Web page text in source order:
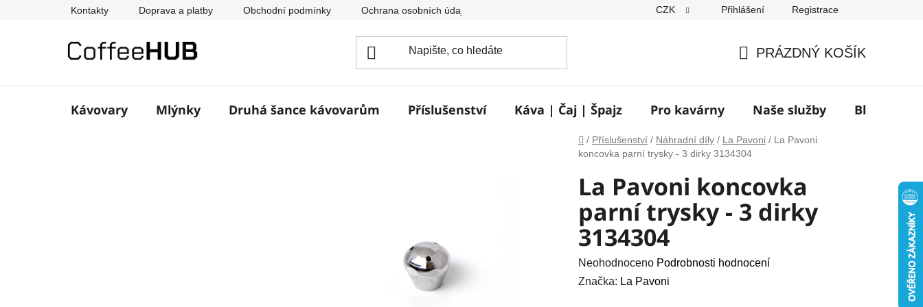
Kontakty Doprava a platby Obchodní podmínky Ochrana osobních údajů CZK Přihlášení Registrace
KOŠÍK
PRÁZDNÝ KOŠÍK
Kávovary Mlýnky Druhá šance kávovarům Příslušenství Káva | Čaj | Špajz Pro kavárny Naše služby Blog
Domů
/ Příslušenství / Náhradní díly / La Pavoni / La Pavoni
koncovka parní trysky - 3 dirky 3134304
La Pavoni koncovka
parní trysky - 3 dirky
3134304
Průměrné
hodnocení
Neohodnoceno Podrobnosti hodnocení
Značka: La Pavoni